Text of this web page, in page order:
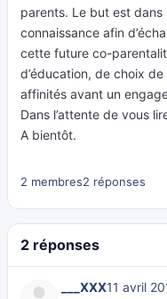
parents. Le but est
connaissance afin
cette future co-
d’éducation, de choix
affinités avant un
Dans l’attente de vous
A bientôt.
2 membres2 réponses
2 réponses
___XXX11 avril